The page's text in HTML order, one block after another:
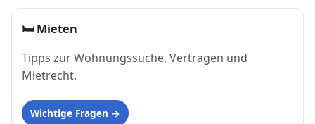
🛏Mieten
Tipps zur Wohnungssuche, Verträgen und
Mietrecht.
Wichtige Fragen